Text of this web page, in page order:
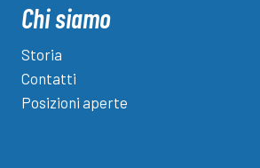
Chi siamo
Storia
Contatti
Posizioni aperte